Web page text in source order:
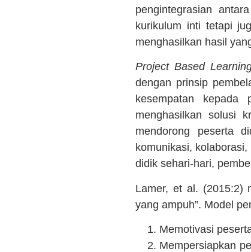
pengintegrasian
kurikulum inti tetapi
menghasilkan hasil
Project Based
dengan prinsip
kesempatan
menghasilkan solusi
mendorong peserta
komunikasi,
didik sehari-hari,
Lamer, et al. (2015:2)
yang ampuh”. Model
Memotivasi
Mempersiapkan